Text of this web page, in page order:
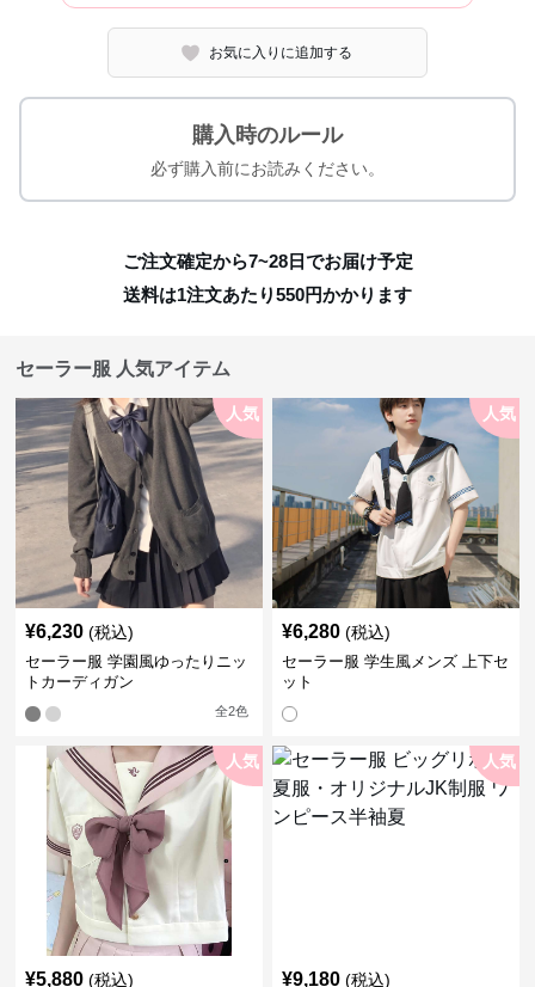
お気に入りに追加する
購入時のルール
必ず購入前にお読みください。
ご注文確定から7~28日でお届け予定
送料は1注文あたり550円かかります
セーラー服 人気アイテム
人気
¥6,230 (税込)
セーラー服 学園風ゆったりニッ
トカーディガン
全2色
人気
¥6,280 (税込)
セーラー服 学生風メンズ 上下セ
ット
人気
¥5,880 (税込)
人気
¥9,180 (税込)